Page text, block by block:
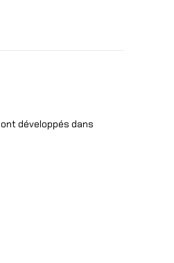
développés dans